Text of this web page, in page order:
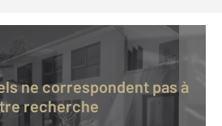
recherche